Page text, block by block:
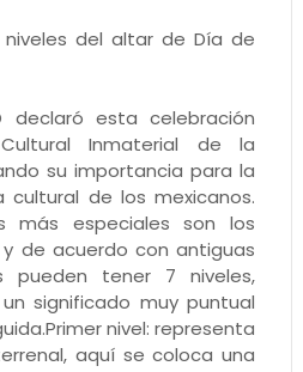
del altar de Día de
declaró esta celebración
Inmaterial de la
su importancia para la
cultural de los mexicanos.
más especiales son los
de acuerdo con antiguas
pueden tener 7 niveles,
significado muy puntual
nivel: representa
aquí se coloca una